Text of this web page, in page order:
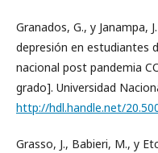
Granados, G., y Janampa,
depresión en estudiantes
nacional post pandemia
grado]. Universidad
http://hdl.handle.net/
Grasso, J., Babieri, M., y